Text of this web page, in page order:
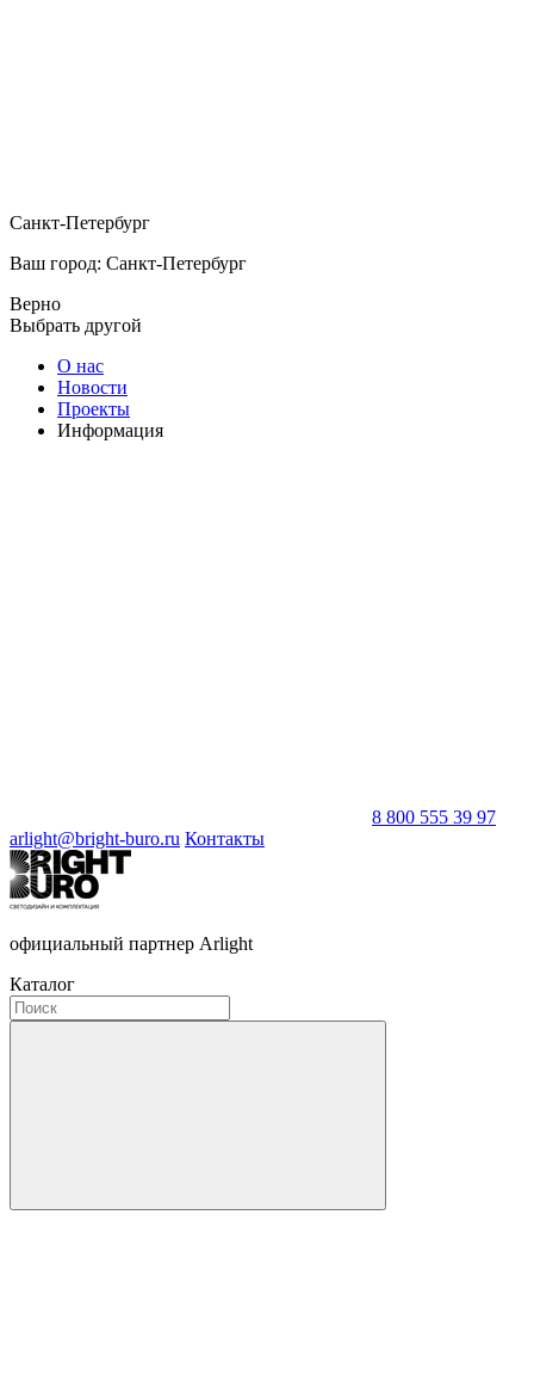
Санкт-Петербург
Ваш город: Санкт-Петербург
Верно
Выбрать другой
О нас
Новости
Проекты
Информация
8 800 555 39 97
arlight@bright-buro.ru Контакты
официальный партнер Arlight
Каталог